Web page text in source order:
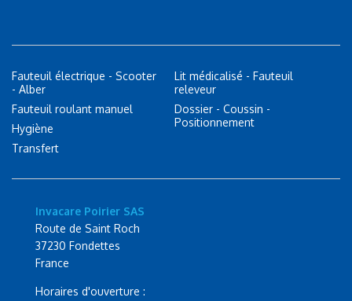
Fauteuil électrique - Scooter
- Alber
Fauteuil roulant manuel
Hygiène
Transfert
Lit médicalisé - Fauteuil
releveur
Dossier - Coussin -
Positionnement
Invacare Poirier SAS
Route de Saint Roch
37230 Fondettes
France
Horaires d'ouverture :